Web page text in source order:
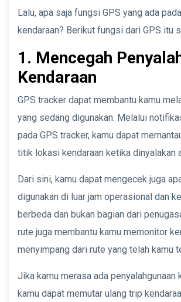
Lalu, apa saja fungsi GPS yang ada
kendaraan? Berikut fungsi dari GPS itu
1. Mencegah
Kendaraan
GPS tracker dapat membantu kamu
yang sedang digunakan. Melalui
pada GPS tracker, kamu dapat
titik lokasi kendaraan ketika dinyalakan
Dari sini, kamu dapat mengecek juga
digunakan di luar jam operasional dan
berbeda dan bukan bagian dari
rute juga membantu kamu memonitor
menyimpang dari rute yang telah kamu
Jika kamu merasa ada penyalahgunaan
kamu dapat memutar ulang trip